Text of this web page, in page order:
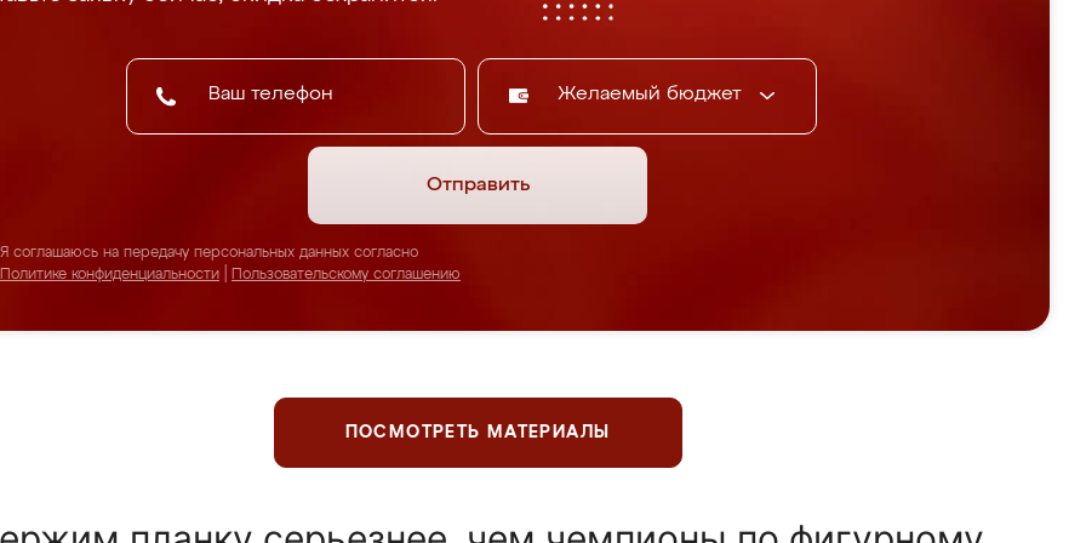
Желаемый бюджет
Отправить
Я соглашаюсь на передачу персональных данных согласно
Политике конфиденциальности
Пользовательскому соглашению
ПОСМОТРЕТЬ МАТЕРИАЛЫ